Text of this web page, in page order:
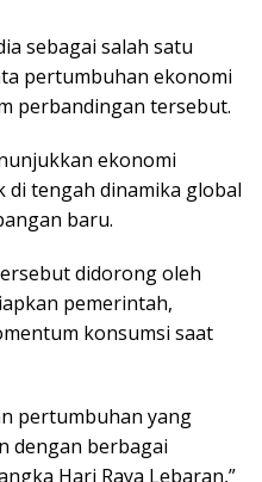
sebagai salah satu
pertumbuhan ekonomi
perbandingan tersebut.
ekonomi
tengah dinamika global
baru.
didorong oleh
pemerintah,
konsumsi saat
pertumbuhan yang
dengan berbagai
Hari Raya Lebaran,”